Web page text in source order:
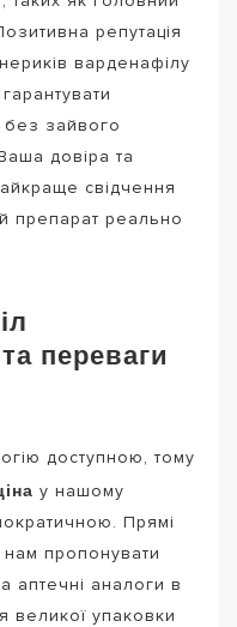
репутація
варденафілу
без зайвого
довіра та
свідчення
препарат реально
переваги
доступною, тому
у нашому
Прямі
нам пропонувати
аптечні аналоги в
великої упаковки